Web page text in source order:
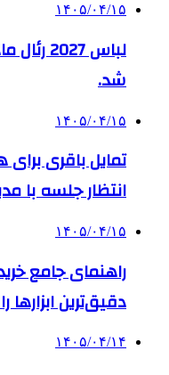
۱۴۰۵/۰۴/۱۵
لباس
شد.
۱۴۰۵/۰۴/۱۵
تمایل باقری برای
انتظار جلسه با
۱۴۰۵/۰۴/۱۵
راهنمای جامع
دقیق‌ترین ابزارها
۱۴۰۵/۰۴/۱۴